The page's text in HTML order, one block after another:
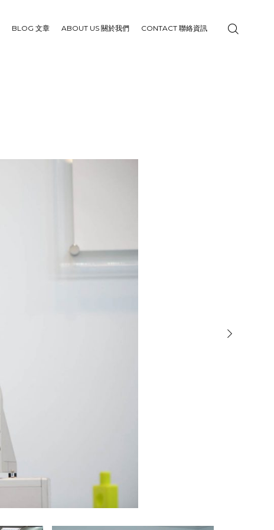
BLOG 文章 ABOUT US 關於我們 CONTACT 聯絡資訊